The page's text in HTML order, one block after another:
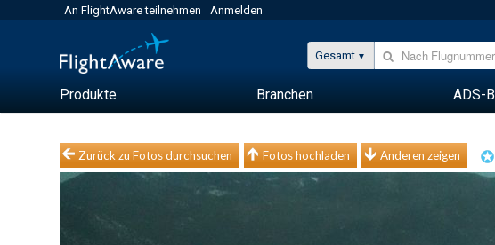
An FlightAware teilnehmen Anmelden
Gesamt
Produkte Branchen ADS-B
Zurück zu Fotos durchsuchen Fotos hochladen Anderen zeigen